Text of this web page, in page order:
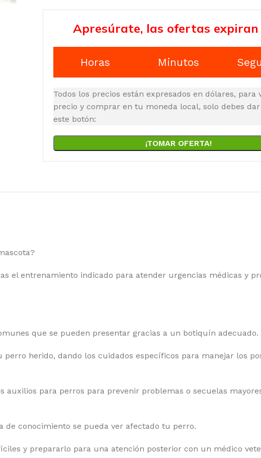
Apresúrate, las ofertas expiran
Horas Minutos
Todos los precios están expresados en dólares, para
precio y comprar en tu moneda local, solo debes
este botón:
¡TOMAR OFERTA!
el entrenamiento indicado para atender urgencias médicas y
que se pueden presentar gracias a un botiquín adecuado.
herido, dando los cuidados específicos para manejar los
para perros para prevenir problemas o secuelas
de conocimiento se pueda ver afectado tu perro.
y prepararlo para una atención posterior con un médico